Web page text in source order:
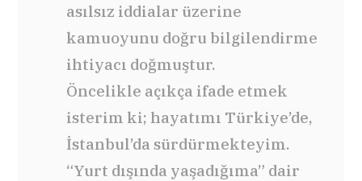
asılsız iddialar üzerine
kamuoyunu doğru bilgilendirme
ihtiyacı doğmuştur.
Öncelikle açıkça ifade etmek
isterim ki; hayatımı Türkiye’de,
İstanbul’da sürdürmekteyim.
“Yurt dışında yaşadığıma” dair